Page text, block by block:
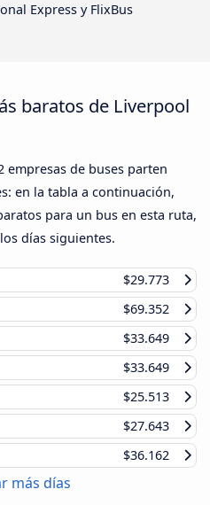
Express y FlixBus
baratos de Liverpool
empresas de buses parten
en la tabla a continuación,
para un bus en esta ruta,
días siguientes.
$29.773
$69.352
$33.649
$33.649
$25.513
$27.643
$36.162
más días